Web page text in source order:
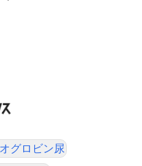
グロビン尿